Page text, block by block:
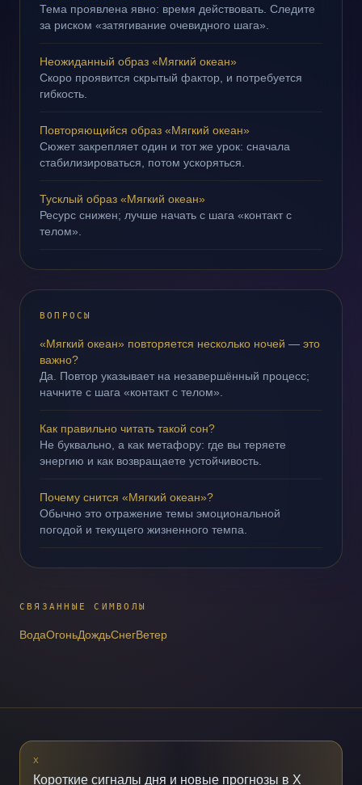
Тема проявлена явно: время действовать. Следите
за риском «затягивание очевидного шага».
Неожиданный образ «Мягкий океан»
Скоро проявится скрытый фактор, и потребуется
гибкость.
Повторяющийся образ «Мягкий океан»
Сюжет закрепляет один и тот же урок: сначала
стабилизироваться, потом ускоряться.
Тусклый образ «Мягкий океан»
Ресурс снижен; лучше начать с шага «контакт с
телом».
ВОПРОСЫ
«Мягкий океан» повторяется несколько ночей — это
важно?
Да. Повтор указывает на незавершённый процесс;
начните с шага «контакт с телом».
Как правильно читать такой сон?
Не буквально, а как метафору: где вы теряете
энергию и как возвращаете устойчивость.
Почему снится «Мягкий океан»?
Обычно это отражение темы эмоциональной
погодой и текущего жизненного темпа.
СВЯЗАННЫЕ СИМВОЛЫ
ВодаОгоньДождьСнегВетер
X
Короткие сигналы дня и новые прогнозы в X